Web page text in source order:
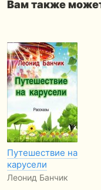
Вам также
Путешествие на
карусели
Леонид Банчик